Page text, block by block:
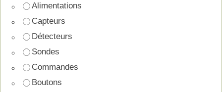
Alimentations
Capteurs
Détecteurs
Sondes
Commandes
Boutons